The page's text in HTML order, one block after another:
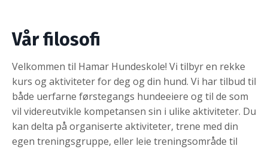
Vår filosofi
Velkommen til Hamar Hundeskole! Vi tilbyr en rekke
kurs og aktiviteter for deg og din hund. Vi har tilbud til
både uerfarne førstegangs hundeeiere og til de som
vil videreutvikle kompetansen sin i ulike aktiviteter. Du
kan delta på organiserte aktiviteter, trene med din
egen treningsgruppe, eller leie treningsområde til